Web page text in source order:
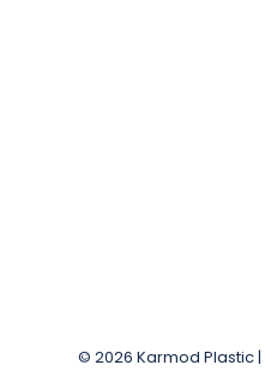
© 2026 Karmod Plastic